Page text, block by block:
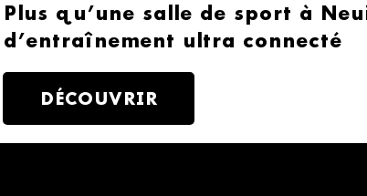
Plus qu’une salle de sport à
d’entraînement ultra connecté
DÉCOUVRIR